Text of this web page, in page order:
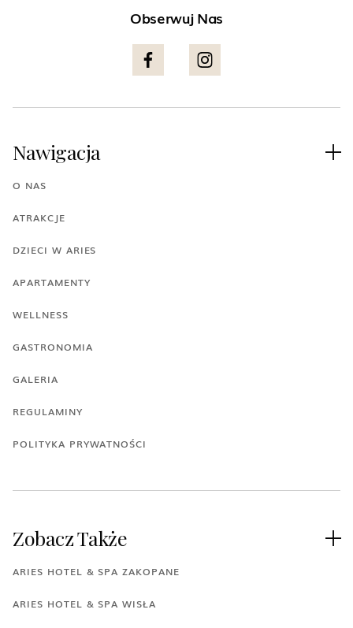
Obserwuj Nas
Nawigacja 
O NAS
ATRAKCJE
DZIECI W ARIES
APARTAMENTY
WELLNESS
GASTRONOMIA
GALERIA
REGULAMINY
POLITYKA PRYWATNOŚCI
Zobacz Także 
ARIES HOTEL & SPA ZAKOPANE
ARIES HOTEL & SPA WISŁA